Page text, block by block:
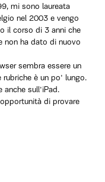
mi sono laureata
nel 2003 e vengo
il corso di 3 anni che
non ha dato di nuovo
sembra essere un
è un po' lungo.
anche sull'iPad.
di provare